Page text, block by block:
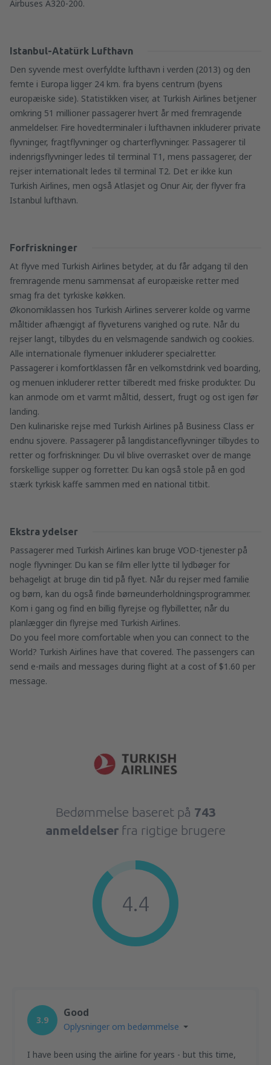
Airbuses A320-200.
Istanbul-Atatürk Lufthavn
Den syvende mest overfyldte lufthavn i verden (2013) og den
femte i Europa ligger 24 km. fra byens centrum (byens
europæiske side). Statistikken viser, at Turkish Airlines betjener
omkring 51 millioner passagerer hvert år med fremragende
anmeldelser. Fire hovedterminaler i lufthavnen inkluderer private
flyvninger, fragtflyvninger og charterflyvninger. Passagerer til
indenrigsflyvninger ledes til terminal T1, mens passagerer, der
rejser internationalt ledes til terminal T2. Det er ikke kun
Turkish Airlines, men også Atlasjet og Onur Air, der flyver fra
Istanbul lufthavn.
Forfriskninger
At flyve med Turkish Airlines betyder, at du får adgang til den
fremragende menu sammensat af europæiske retter med
smag fra det tyrkiske køkken.
Økonomiklassen hos Turkish Airlines serverer kolde og varme
måltider afhængigt af flyveturens varighed og rute. Når du
rejser langt, tilbydes du en velsmagende sandwich og cookies.
Alle internationale flymenuer inkluderer specialretter.
Passagerer i komfortklassen får en velkomstdrink ved boarding,
og menuen inkluderer retter tilberedt med friske produkter. Du
kan anmode om et varmt måltid, dessert, frugt og ost igen før
landing.
Den kulinariske rejse med Turkish Airlines på Business Class er
endnu sjovere. Passagerer på langdistanceflyvninger tilbydes to
retter og forfriskninger. Du vil blive overrasket over de mange
forskellige supper og forretter. Du kan også stole på en god
stærk tyrkisk kaffe sammen med en national titbit.
Ekstra ydelser
Passagerer med Turkish Airlines kan bruge VOD-tjenester på
nogle flyvninger. Du kan se film eller lytte til lydbøger for
behageligt at bruge din tid på flyet. Når du rejser med familie
og børn, kan du også finde børneunderholdningsprogrammer.
Kom i gang og find en billig flyrejse og flybilletter, når du
planlægger din flyrejse med Turkish Airlines.
Do you feel more comfortable when you can connect to the
World? Turkish Airlines have that covered. The passengers can
send e-mails and messages during flight at a cost of $1.60 per
message.
Bedømmelse baseret på 743
anmeldelser fra rigtige brugere
4.4
3.9
Good
Oplysninger om bedømmelse
I have been using the airline for years - but this time,